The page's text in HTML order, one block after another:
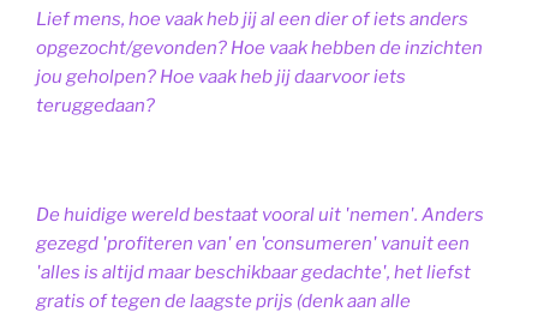
Lief mens, hoe vaak heb jij al een dier of iets anders
opgezocht/gevonden? Hoe vaak hebben de inzichten
jou geholpen? Hoe vaak heb jij daarvoor iets
teruggedaan?
De huidige wereld bestaat vooral uit 'nemen'. Anders
gezegd 'profiteren van' en 'consumeren' vanuit een
'alles is altijd maar beschikbaar gedachte', het liefst
gratis of tegen de laagste prijs (denk aan alle